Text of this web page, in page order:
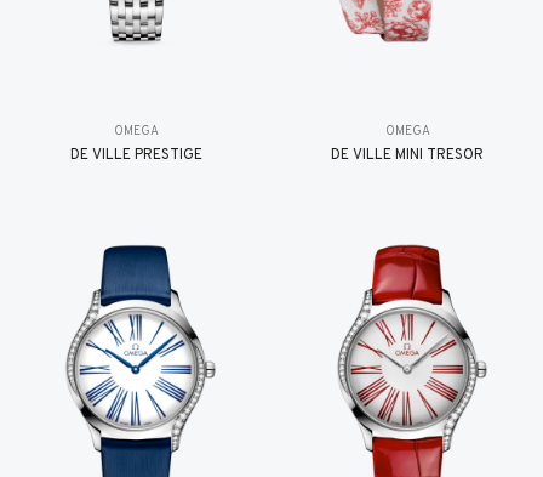
OMEGA
DE VILLE PRESTIGE
OMEGA
DE VILLE MINI TRÉSOR